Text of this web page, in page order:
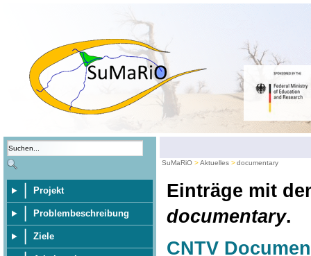
Projekt
Problembeschreibung
Ziele
SuMaRiO Aktuelles documentary
Einträge mit
documentary.
CNTV